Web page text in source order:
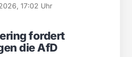
17:02 Uhr
fordert
die AfD